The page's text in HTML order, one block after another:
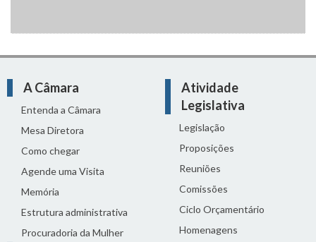
A Câmara
Entenda a Câmara
Mesa Diretora
Como chegar
Agende uma Visita
Memória
Estrutura administrativa
Procuradoria da Mulher
Atividade
Legislativa
Legislação
Proposições
Reuniões
Comissões
Ciclo Orçamentário
Homenagens